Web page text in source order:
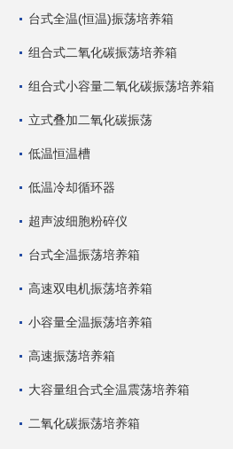
台式全温(恒温)振荡培养箱
组合式二氧化碳振荡培养箱
组合式小容量二氧化碳振荡培养箱
立式叠加二氧化碳振荡
低温恒温槽
低温冷却循环器
超声波细胞粉碎仪
台式全温振荡培养箱
高速双电机振荡培养箱
小容量全温振荡培养箱
高速振荡培养箱
大容量组合式全温震荡培养箱
二氧化碳振荡培养箱